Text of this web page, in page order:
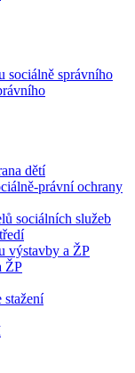
sociálně správního
dětí
právní ochrany
sociálních služeb
výstavby a ŽP
ŽP
stažení